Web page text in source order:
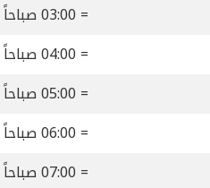
= 03:00 صباحاً
= 04:00 صباحاً
= 05:00 صباحاً
= 06:00 صباحاً
= 07:00 صباحاً